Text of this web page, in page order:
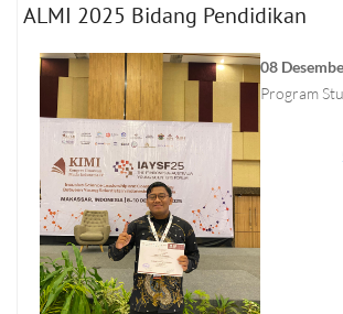
ALMI 2025 Bidang Pendidikan
08
Program